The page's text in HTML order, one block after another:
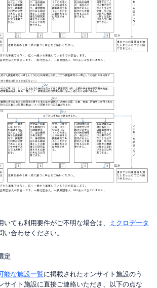
ても利用要件がご不明な場合は、
ミクロデータ
い合わせください。
定
能な施設一覧に掲載されたオンサイト施設のう
サイト施設に直接ご連絡いただき、以下の点な